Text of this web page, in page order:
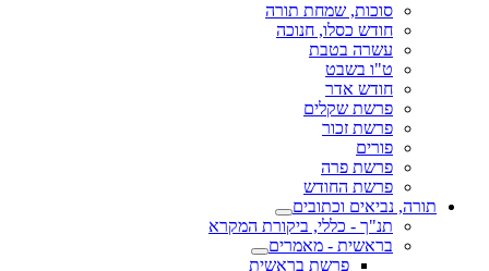
סוכות, שמחת תורה
חודש כסלו, חנוכה
עשרה בטבת
ט"ו בשבט
חודש אדר
פרשת שקלים
פרשת זכור
פורים
פרשת פרה
פרשת החודש
תורה, נביאים וכתובים
תנ"ך - כללי, ביקורת המקרא
בראשית - מאמרים
פרשת בראשית